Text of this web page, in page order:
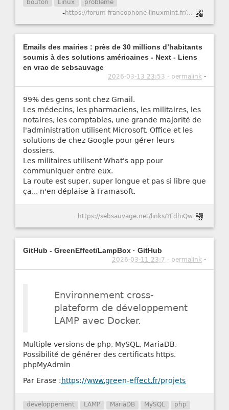
bouton Linux problème
- https://forum-francophone-linuxmint.fr/viewtopic.php?t=21751
Emails des mairies : près de 30 millions d’habitants
soumis à des solutions américaines - Next - Liens
en vrac de sebsauvage
2026-03-13 23:53 - permalink -
99% des gens sont chez Gmail.
Les médecins, les pharmaciens, les militaires, les
notaires, les comptables, une grande majorité de
l'administration utilisent Microsoft, Office et les
solutions de chez Google pour gérer leurs
dossiers.
Les militaires utilisent What's app pour
communiquer entre eux.
La route est super, super longue et pas si libre que
ça... n'en déplaise à Framasoft.
-https://sebsauvage.net/links/?FdhiQw
GitHub - GreenEffect/LampBox · GitHub
2026-03-11 23:7 - permalink -
Environnement cross-
plateform de développement
LAMP avec Docker.
Multiple versions de php, MySQL, MariaDB.
Possibilité de générer des certificats https.
phpMyAdmin
Par Erase : https://www.green-effect.fr/projets
developpement LAMP MariaDB MySQL
php